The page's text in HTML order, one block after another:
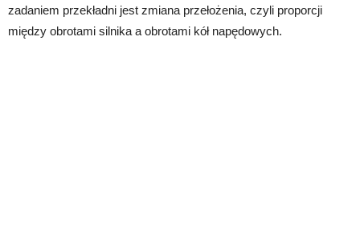
zadaniem przekładni jest zmiana przełożenia, czyli proporcji
między obrotami silnika a obrotami kół napędowych.